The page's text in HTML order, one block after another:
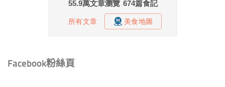
Facebook粉絲頁